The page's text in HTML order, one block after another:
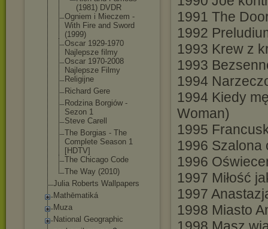
(1981) DVDR
Ogniem i Mieczem -
With Fire and Sword
(1999)
Oscar 1929-1970
Najlepsze filmy
Oscar 1970-2008
Najlepsze Filmy
Religijne
Richard Gere
Rodzina Borgiów -
Sezon 1
Steve Carell
The Borgias - The
Complete Season 1
[HDTV]
The Chicago Code
The Way (2010)
Julia Roberts Wallpapers
Mathēmatiká
Muza
National Geographic
1991 The
1992
1993 Krew z
1993
1994
1994 Kiedy
Woman)
1995
1996 Szalona
1996
1997 Miłość
1997
1998 Miasto